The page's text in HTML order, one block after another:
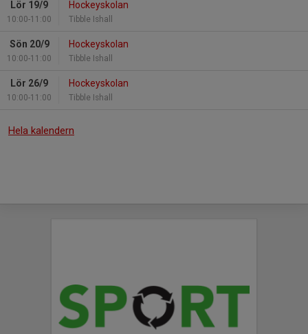
Lör 19/9
10:00-11:00
Hockeyskolan
Tibble Ishall
Sön 20/9
10:00-11:00
Hockeyskolan
Tibble Ishall
Lör 26/9
10:00-11:00
Hockeyskolan
Tibble Ishall
Hela kalendern